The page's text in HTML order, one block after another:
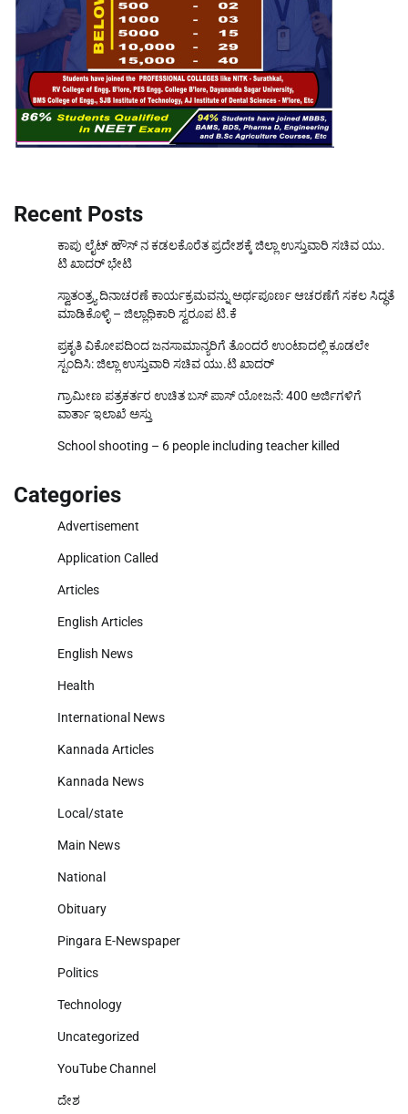
Recent Posts
ಕಾಪು ಲೈಟ್ ಹೌಸ್ ನ ಕಡಲಕೊರೆತ ಪ್ರದೇಶಕ್ಕೆ ಜಿಲ್ಲಾ ಉಸ್ತುವಾರಿ ಸಚಿವ ಯು.
ಟಿ ಖಾದರ್ ಭೇಟಿ
ಸ್ವಾತಂತ್ರ್ಯ ದಿನಾಚರಣೆ ಕಾರ್ಯಕ್ರಮವನ್ನು ಅರ್ಥಪೂರ್ಣ ಆಚರಣೆಗೆ ಸಕಲ ಸಿದ್ಧತೆ
ಮಾಡಿಕೊಳ್ಳಿ – ಜಿಲ್ಲಾಧಿಕಾರಿ ಸ್ವರೂಪ ಟಿ.ಕೆ
ಪ್ರಕೃತಿ ವಿಕೋಪದಿಂದ ಜನಸಾಮಾನ್ಯರಿಗೆ ತೊಂದರೆ ಉಂಟಾದಲ್ಲಿ ಕೂಡಲೇ
ಸ್ಪಂದಿಸಿ: ಜಿಲ್ಲಾ ಉಸ್ತುವಾರಿ ಸಚಿವ ಯು.ಟಿ ಖಾದರ್
ಗ್ರಾಮೀಣ ಪತ್ರಕರ್ತರ ಉಚಿತ ಬಸ್ ಪಾಸ್ ಯೋಜನೆ: 400 ಅರ್ಜಿಗಳಿಗೆ
ವಾರ್ತಾ ಇಲಾಖೆ ಅಸ್ತು
School shooting – 6 people including teacher killed
Categories
Advertisement
Application Called
Articles
English Articles
English News
Health
International News
Kannada Articles
Kannada News
Local/state
Main News
National
Obituary
Pingara E-Newspaper
Politics
Technology
Uncategorized
YouTube Channel
ದೇಶ